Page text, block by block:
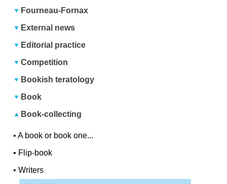
Fourneau-Fornax
External news
Editorial practice
Competition
Bookish teratology
Book
Book-collecting
•A book or book one...
• Flip-book
•Writers